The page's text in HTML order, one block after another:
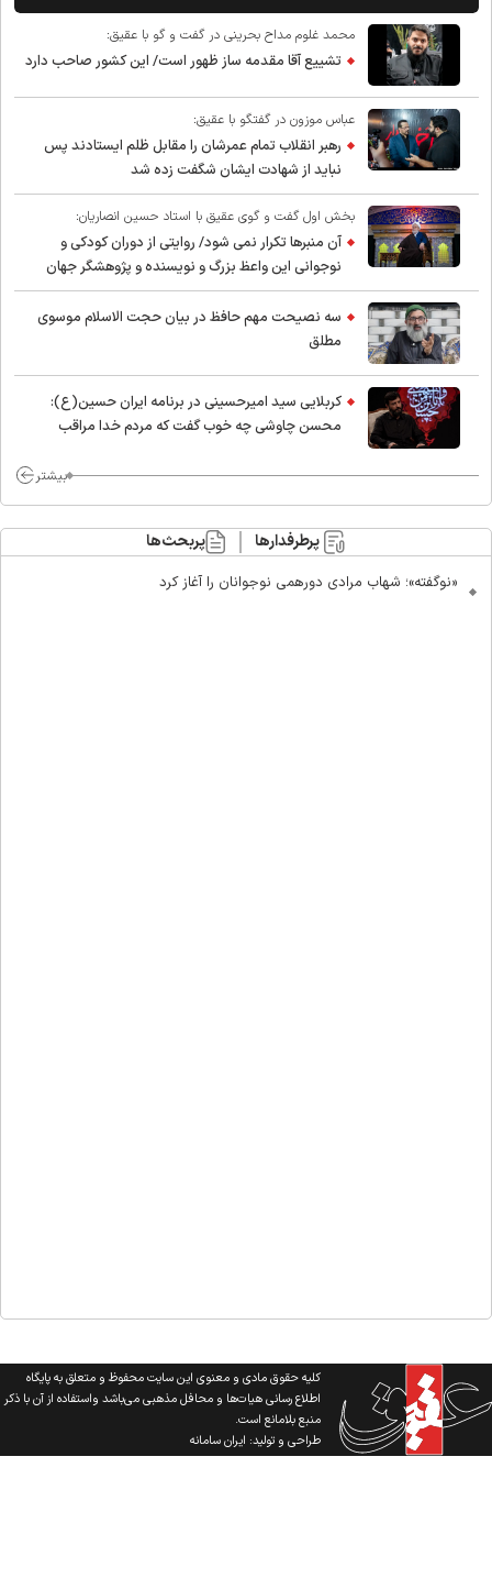
محمد غلوم مداح بحرینی در گفت و گو با عقیق:
تشییع آقا مقدمه ساز ظهور است/ این کشور صاحب دارد
عباس موزون در گفتگو با عقیق:
رهبر انقلاب تمام عمرشان را مقابل ظلم ایستادند پس
نباید از شهادت ایشان شگفت زده شد
بخش اول گفت و گوی عقیق با استاد حسین انصاریان:
آن منبرها تکرار نمی شود/ روایتی از دوران کودکی و
نوجوانی این واعظ بزرگ و نویسنده و پژوهشگر جهان
اسلام
سه نصیحت مهم حافظ در بیان حجت الاسلام موسوی
مطلق
کربلایی سید امیر‌حسینی در برنامه ایران حسین(ع):
محسن چاوشی چه خوب گفت که مردم خدا مراقب
بیشتر
پرطرفدارها پربحث‌ها
«نوگفته»؛ شهاب مرادی دورهمی نوجوانان را آغاز کرد
کلیه حقوق مادی و معنوی این سایت محفوظ و متعلق به پایگاه
اطلاع رسانی هیات‌ها و محافل مذهبی می‌باشد واستفاده از آن با ذکر
منبع بلامانع است.
طراحی و تولید:ایران سامانه